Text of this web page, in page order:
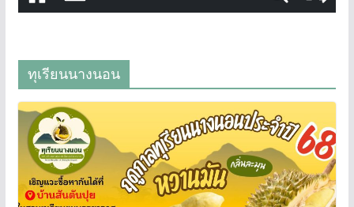
ทุเรียนนางนอน